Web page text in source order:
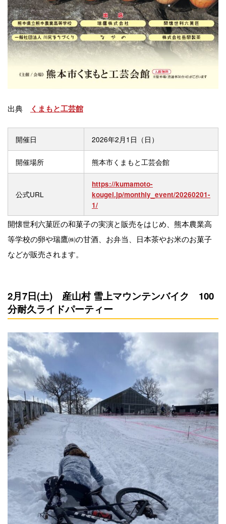
出典 くまもと工芸館
開催日 2026年2月1日（日）
開催場所 熊本市くまもと工芸会館
公式URL
https://kumamoto-
kougei.jp/monthly_event/20260201-
1/
開懐世利六菓匠の和菓子の実演と販売をはじめ、熊本農業高
等学校の卵や瑞鷹㈱の甘酒、お弁当、日本茶やお米のお菓子
などが販売されます。
2月7日(土) 産山村 雪上マウンテンバイク 100
分耐久ライドパーティー